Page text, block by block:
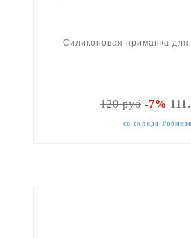
Силиконовая приманка
120 руб-7%
со склада